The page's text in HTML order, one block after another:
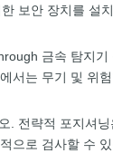
보안 장치를 설
금속 탐지기
서는 무기 및 위
. 전략적 포지셔
으로 검사할 수 있